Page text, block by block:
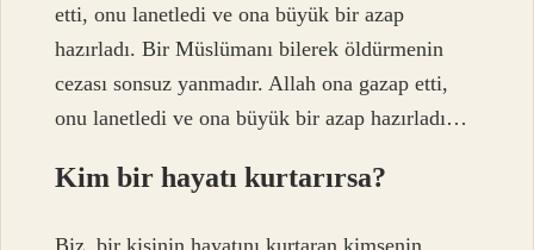
etti, onu lanetledi ve ona büyük bir azap
hazırladı. Bir Müslümanı bilerek öldürmenin
cezası sonsuz yanmadır. Allah ona gazap etti,
onu lanetledi ve ona büyük bir azap hazırladı…
Kim bir hayatı kurtarırsa?
Biz, bir kişinin hayatını kurtaran kimsenin,